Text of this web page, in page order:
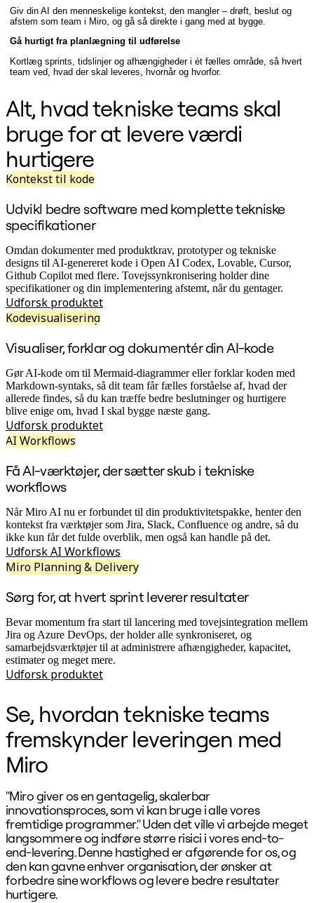
Specialiserede
Køreplaner
Teknisk design og dokumentation
Prototypes og Wireframes
Kundes rutekort
Planning & Delivery
Målplanlægning
Org.design
Løsninger
Efter forretningssegment
Enterprise
Små virksomheder
Efter branche
Digital
Professionelle tjenester
Produktion
Detail
Finansielle tjenester
Medicinalindustri og biovidenskab
Efter team
Produktstyring
Design og UX
Produktledelse og drift
Marketing
IT
Efter strategisk initiativ
Produktdriftsplatform
AI-transformation
Cloud- og softwaretransformation
Ressourcer
Kundehistorier
Academy
Webinarer
Reforge-læring
Community og support
Hjælpecenter
Community
Partnere og tjenester
Miros professionelle tjenester
Løsningspartnere
Priser
Giv din AI den menneskelige kontekst, den mangler – drøft, beslut og
afstem som team i Miro, og gå så direkte i gang med at bygge.
Gå hurtigt fra planlægning til udførelse
Kortlæg sprints, tidslinjer og afhængigheder i ét fælles område, så hvert
team ved, hvad der skal leveres, hvornår og hvorfor.
Alt, hvad tekniske teams skal
bruge for at levere værdi
hurtigere
Kontekst til kode
Udvikl bedre software med komplette tekniske
specifikationer
Omdan dokumenter med produktkrav, prototyper og tekniske
designs til AI-genereret kode i Open AI Codex, Lovable, Cursor,
Github Copilot med flere. Tovejssynkronisering holder dine
specifikationer og din implementering afstemt, når du gentager.
Udforsk produktet
Kodevisualisering
Visualiser, forklar og dokumentér din AI-kode
Gør AI-kode om til Mermaid-diagrammer eller forklar koden med
Markdown-syntaks, så dit team får fælles forståelse af, hvad der
allerede findes, så du kan træffe bedre beslutninger og hurtigere
blive enige om, hvad I skal bygge næste gang.
Udforsk produktet
AI Workflows
Få AI-værktøjer, der sætter skub i tekniske
workflows
Når Miro AI nu er forbundet til din produktivitetspakke, henter den
kontekst fra værktøjer som Jira, Slack, Confluence og andre, så du
ikke kun får det fulde overblik, men også kan handle på det.
Udforsk AI Workflows
Miro Planning & Delivery
Sørg for, at hvert sprint leverer resultater
Bevar momentum fra start til lancering med tovejsintegration mellem
Jira og Azure DevOps, der holder alle synkroniseret, og
samarbejdsværktøjer til at administrere afhængigheder, kapacitet,
estimater og meget mere.
Udforsk produktet
Se, hvordan tekniske teams
fremskynder leveringen med
Miro
"Miro giver os en gentagelig, skalerbar
innovationsproces, som vi kan bruge i alle vores
fremtidige programmer." Uden det ville vi arbejde meget
langsommere og indføre større risici i vores end-to-
end-levering. Denne hastighed er afgørende for os, og
den kan gavne enhver organisation, der ønsker at
forbedre sine workflows og levere bedre resultater
hurtigere.